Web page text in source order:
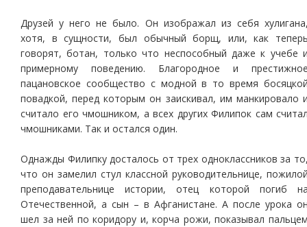
Друзей у него не было. Он изображал из себя
хотя, в сущности, был обычный борщ, или, как
говорят, ботан, только что неспособный даже к учебе
примерному поведению. Благородное и
пацановское сообщество с модной в то время
повадкой, перед которым он заискивал, им манкировало
считало его чмошником, а всех других Филипок сам
чмошниками. Так и остался один.
Однажды Филипку досталось от трех одноклассников за
что он замелил стул классной руководительнице,
преподавательнице истории, отец которой погиб
Отечественной, а сын – в Афганистане. А после урока
шел за ней по коридору и, корча рожи, показывал